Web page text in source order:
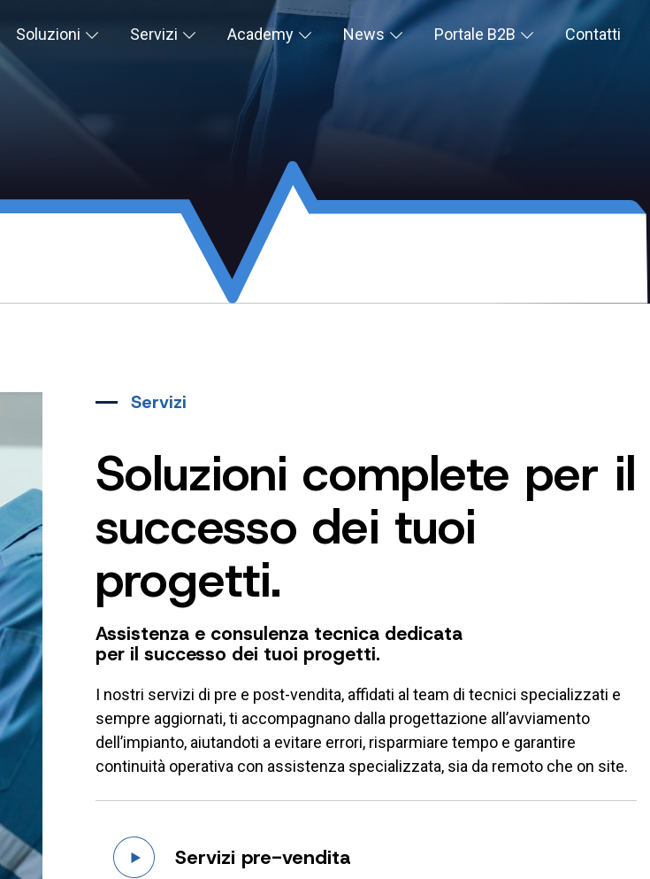
Soluzioni Servizi Academy News Portale B2B Contatti
Servizi
​Soluzioni complete per il
successo dei tuoi
progetti.
Assistenza e consulenza tecnica dedicata
per il successo dei tuoi progetti.
I nostri servizi di pre e post-vendita, affidati al team di tecnici specializzati e
sempre aggiornati, ti accompagnano dalla progettazione all’avviamento
dell’impianto, aiutandoti a evitare errori, risparmiare tempo e garantire
continuità operativa con assistenza specializzata, sia da remoto che on site.
Servizi pre-vendita